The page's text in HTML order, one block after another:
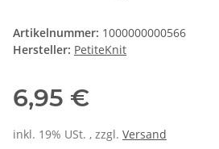
Artikelnummer: 1000000000566
Hersteller: PetiteKnit
6,95 €
inkl. 19% USt. , zzgl. Versand